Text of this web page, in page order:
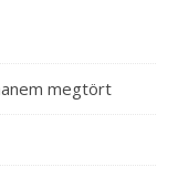
megtört